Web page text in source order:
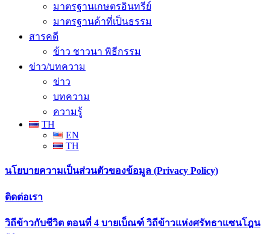
มาตรฐานเกษตรอินทรีย์
มาตรฐานค้าที่เป็นธรรม
สารคดี
ข้าว ชาวนา พิธีกรรม
ข่าว/บทความ
ข่าว
บทความ
ความรู้
TH
EN
TH
นโยบายความเป็นส่วนตัวของข้อมูล (Privacy Policy)
ติดต่อเรา
วิถีข้าวกับชีวิต ตอนที่ 4 บายเบ็ณฑ์ วิถีข้าวแห่งศรัทธาแซนโฎน